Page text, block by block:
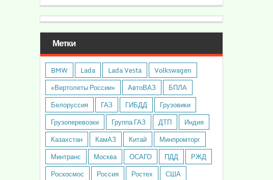
Метки
BMW Lada Lada Vesta
Volkswagen
«Вертолеты России»
АвтоВАЗ
БПЛА
Белоруссия
ГАЗ ГИБДД
Грузовики
Грузоперевозки
Группа ГАЗ ДТП
Индия
Казахстан
КамАЗ Китай
Минпромторг
Минтранс
Москва ОСАГО ПДД
РЖД
Роскосмос
Россия Ростех
США